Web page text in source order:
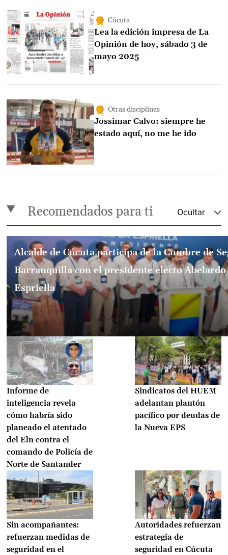
Cúcuta
Lea la edición impresa de La
Opinión de hoy, sábado 3 de
mayo 2025
Otras disciplinas
Jossimar Calvo: siempre he
estado aquí, no me he ido
Recomendados para ti
Alcalde de Cúcuta participa de la Cumbre de
Barranquilla con el presidente electo Abelardo
Espriella
Informe de
inteligencia revela
cómo habría sido
planeado el atentado
del Eln contra el
comando de Policía de
Norte de Santander
Sindicatos del HUEM
adelantan plantón
pacífico por deudas de
la Nueva EPS
Sin acompañantes:
refuerzan medidas de
seguridad en el
Autoridades refuerzan
estrategia de
seguridad en Cúcuta